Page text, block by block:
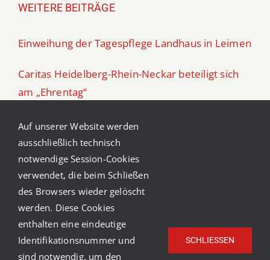
WEITERE BEITRÄGE
Einweihung der Tagespflege Landhaus in Leimen
Caritas Heidelberg-Rhein-Neckar beteiligt sich
am „Ehrentag“
Caritas-Ferienfreizeit in Südtirol 2026
Aufruf zu Spenden für die Tafel Schwetzingen
Kinder im Blick – ein Kurs für Eltern in Trennung
Auf unserer Website werden
ausschließlich technisch
notwendige Session-Cookies
verwendet, die beim Schließen
des Browsers wieder gelöscht
werden. Diese Cookies
enthalten eine eindeutige
Identifikationsnummer und
sind notwendig, um den
SCHLIESSEN